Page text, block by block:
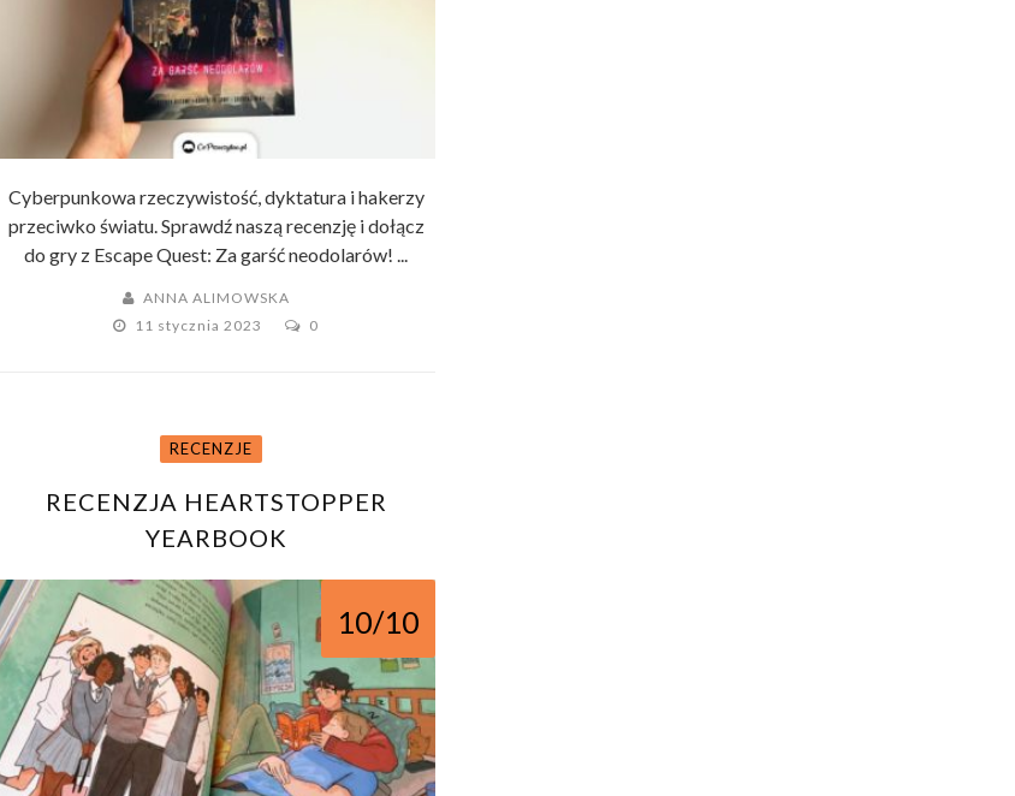
Cyberpunkowa rzeczywistość, dyktatura i hakerzy
przeciwko światu. Sprawdź naszą recenzję i dołącz
do gry z Escape Quest: Za garść neodolarów! ...
ANNA ALIMOWSKA
11 stycznia 2023
0
RECENZJE
RECENZJA HEARTSTOPPER
YEARBOOK
10/10